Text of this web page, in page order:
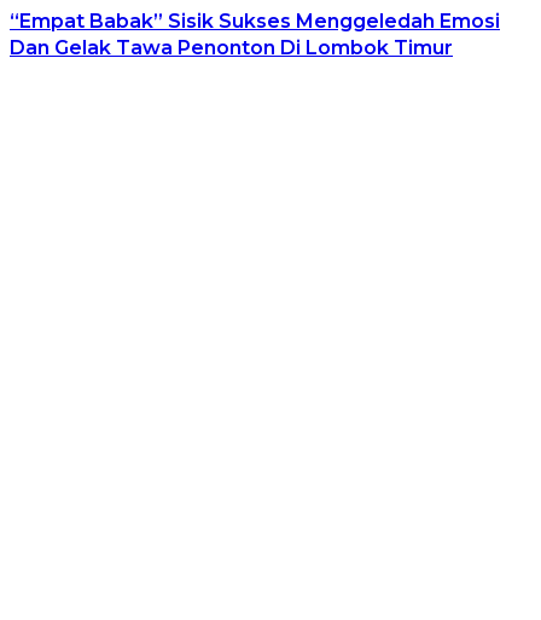
“Empat Babak” Sisik Sukses Menggeledah Emosi
Dan Gelak Tawa Penonton Di Lombok Timur